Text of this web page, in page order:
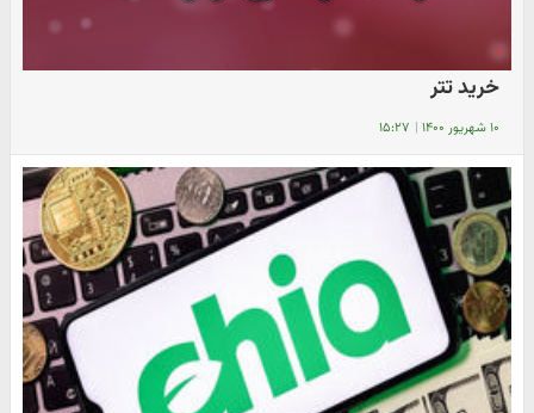
خرید تتر
۱۰ شهریور ۱۴۰۰ | ۱۵:۲۷